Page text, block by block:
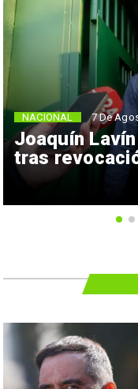
Joaquín
tras
NACIONAL 7 De